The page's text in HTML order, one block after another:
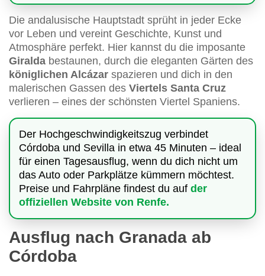
Die andalusische Hauptstadt sprüht in jeder Ecke
vor Leben und vereint Geschichte, Kunst und
Atmosphäre perfekt. Hier kannst du die imposante
Giralda bestaunen, durch die eleganten Gärten des
königlichen Alcázar spazieren und dich in den
malerischen Gassen des Viertels Santa Cruz
verlieren – eines der schönsten Viertel Spaniens.
Der Hochgeschwindigkeitszug verbindet
Córdoba und Sevilla in etwa 45 Minuten – ideal
für einen Tagesausflug, wenn du dich nicht um
das Auto oder Parkplätze kümmern möchtest.
Preise und Fahrpläne findest du auf der
offiziellen Website von Renfe.
Ausflug nach Granada ab
Córdoba